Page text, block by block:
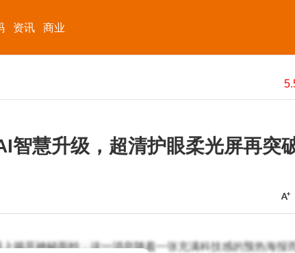
资讯 商业
慧升级，超清护眼柔光屏再突
揭开神秘面纱，这一消息随着一张充满科技感的预热海报